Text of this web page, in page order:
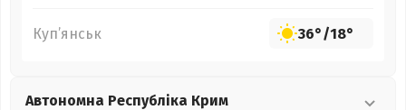
Куп’янськ 36°/18°
Автономна Республіка Крим